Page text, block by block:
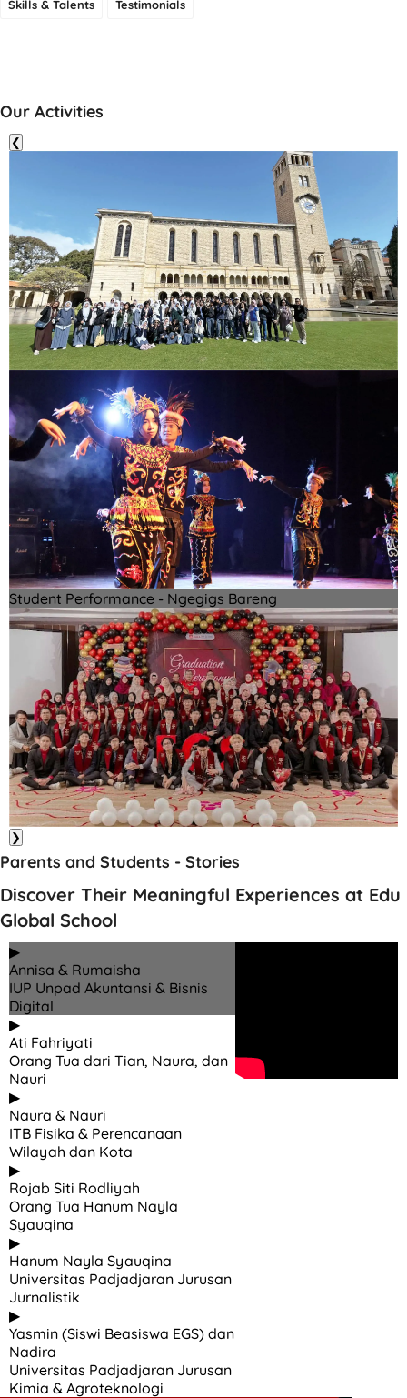
Skills & Talents Testimonials
Our Activities
❮
Student Performance - Ngegigs Bareng
❯
Parents and Students - Stories
Discover Their Meaningful Experiences at Edu
Global School
▶
Annisa & Rumaisha
IUP Unpad Akuntansi & Bisnis
Digital
▶
Ati Fahriyati
Orang Tua dari Tian, Naura, dan
Nauri
▶
Naura & Nauri
ITB Fisika & Perencanaan
Wilayah dan Kota
▶
Rojab Siti Rodliyah
Orang Tua Hanum Nayla
Syauqina
▶
Hanum Nayla Syauqina
Universitas Padjadjaran Jurusan
Jurnalistik
▶
Yasmin (Siswi Beasiswa EGS) dan
Nadira
Universitas Padjadjaran Jurusan
Kimia & Agroteknologi